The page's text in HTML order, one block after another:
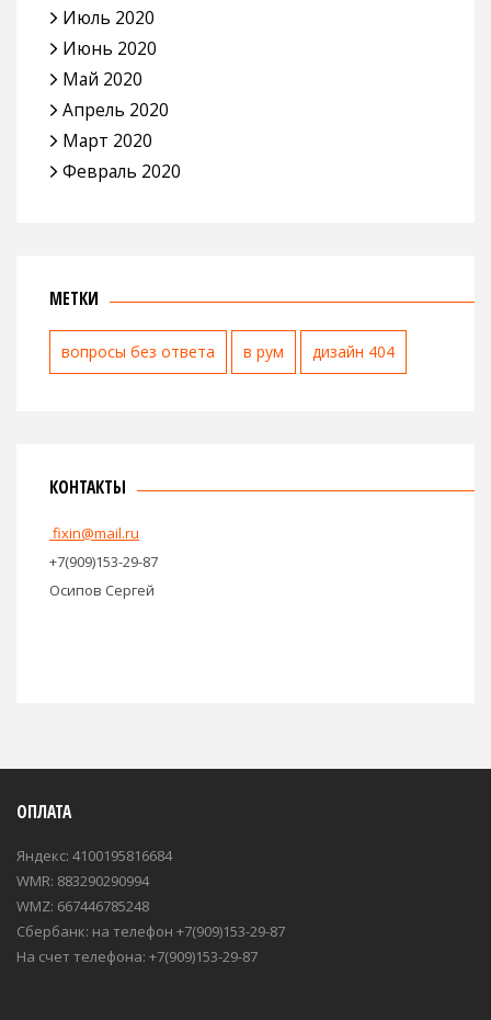
Июль 2020
Июнь 2020
Май 2020
Апрель 2020
Март 2020
Февраль 2020
МЕТКИ
вопросы без ответа в рум дизайн 404
КОНТАКТЫ
fixin@mail.ru
+7(909)153-29-87
Осипов Сергей
ОПЛАТА
Яндекс: 4100195816684
WMR: 883290290994
WMZ: 667446785248
Сбербанк: на телефон +7(909)153-29-87
На счет телефона: +7(909)153-29-87